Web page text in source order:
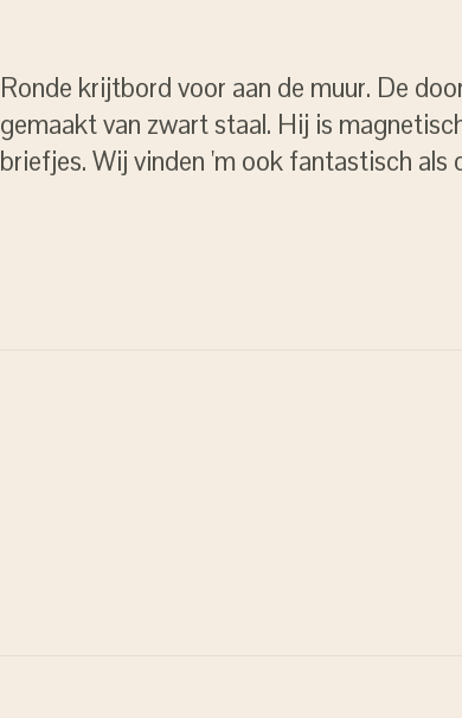
Ronde krijtbord voor aan de muur. De
gemaakt van zwart staal. Hij is
briefjes. Wij vinden 'm ook fantastisch als